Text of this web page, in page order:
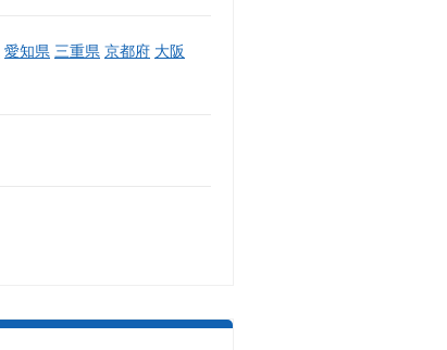
愛知県 三重県 京都府 大阪